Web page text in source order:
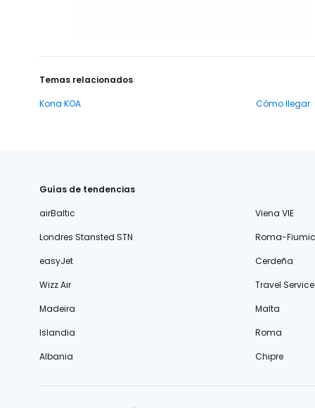
Temas relacionados
Kona KOA
Cómo llegar
Guías de tendencias
airBaltic
Viena VIE
Londres Stansted STN
Roma-
easyJet
Cerdeña
Wizz Air
Travel Service
Madeira
Malta
Islandia
Roma
Albania
Chipre